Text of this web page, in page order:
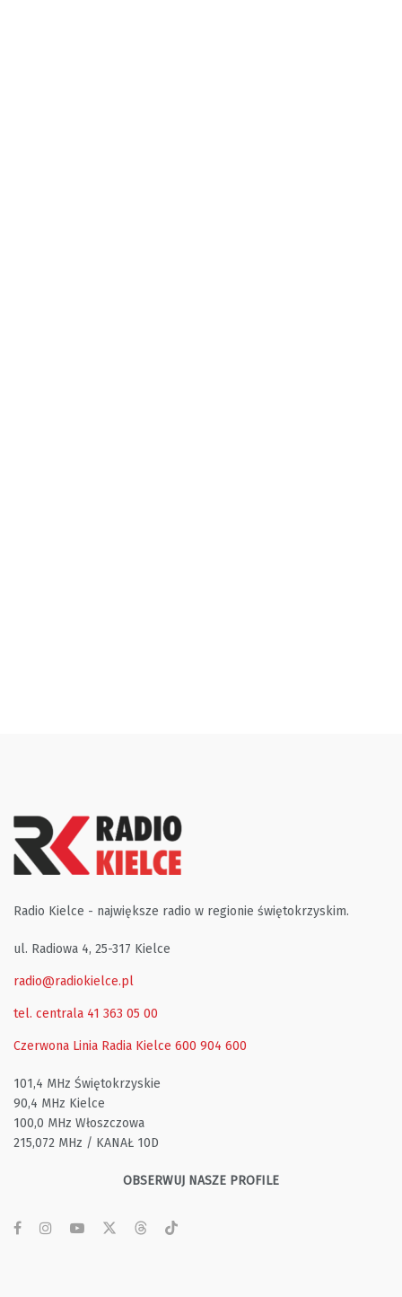
Radio Kielce - największe radio w regionie świętokrzyskim.
ul. Radiowa 4, 25-317 Kielce
radio@radiokielce.pl
tel. centrala 41 363 05 00
Czerwona Linia Radia Kielce 600 904 600
101,4 MHz Świętokrzyskie
90,4 MHz Kielce
100,0 MHz Włoszczowa
215,072 MHz / KANAŁ 10D
OBSERWUJ NASZE PROFILE